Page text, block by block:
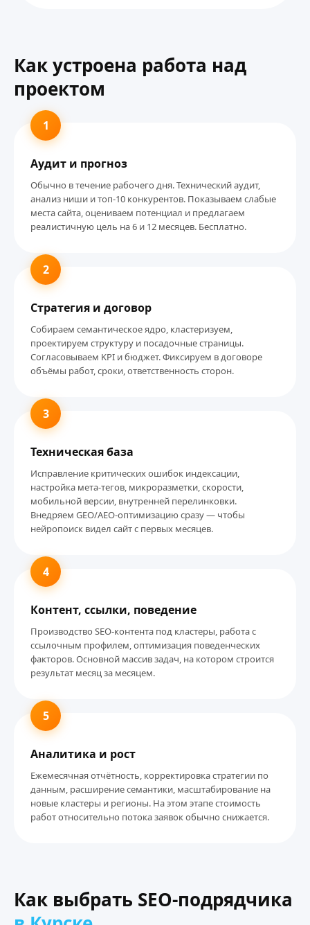
Как устроена работа над
проектом
1
Аудит и прогноз
Обычно в течение рабочего дня. Технический аудит,
анализ ниши и топ-10 конкурентов. Показываем слабые
места сайта, оцениваем потенциал и предлагаем
реалистичную цель на 6 и 12 месяцев. Бесплатно.
2
Стратегия и договор
Собираем семантическое ядро, кластеризуем,
проектируем структуру и посадочные страницы.
Согласовываем KPI и бюджет. Фиксируем в договоре
объёмы работ, сроки, ответственность сторон.
3
Техническая база
Исправление критических ошибок индексации,
настройка мета-тегов, микроразметки, скорости,
мобильной версии, внутренней перелинковки.
Внедряем GEO/AEO-оптимизацию сразу — чтобы
нейропоиск видел сайт с первых месяцев.
4
Контент, ссылки, поведение
Производство SEO-контента под кластеры, работа с
ссылочным профилем, оптимизация поведенческих
факторов. Основной массив задач, на котором строится
результат месяц за месяцем.
5
Аналитика и рост
Ежемесячная отчётность, корректировка стратегии по
данным, расширение семантики, масштабирование на
новые кластеры и регионы. На этом этапе стоимость
работ относительно потока заявок обычно снижается.
Как выбрать SEO-подрядчика